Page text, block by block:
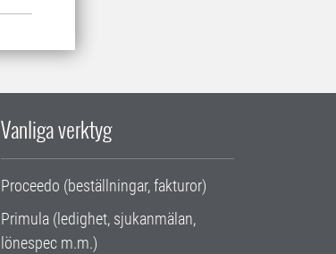
Vanliga verktyg
Proceedo (beställningar, fakturor)
Primula (ledighet, sjukanmälan,
lönespec m.m.)